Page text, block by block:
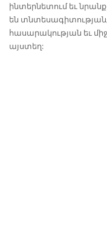
ինտերնետում եւ
են
հասարակության եւ
այստեղ: